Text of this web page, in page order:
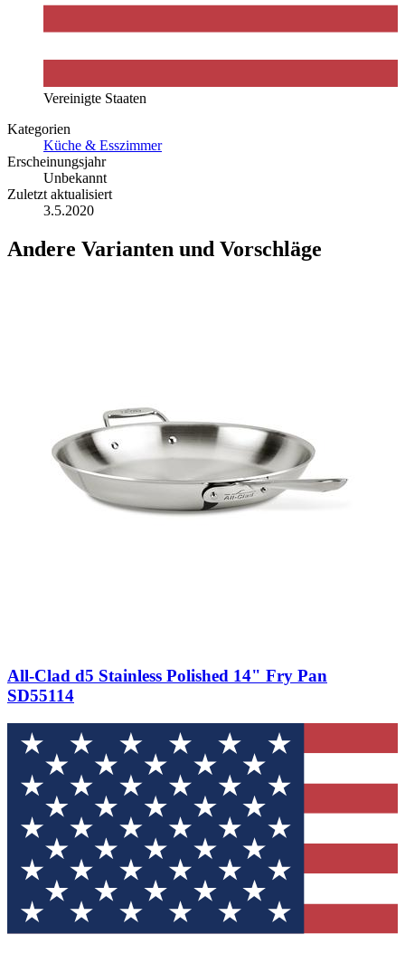
Vereinigte Staaten
Kategorien
Küche & Esszimmer
Erscheinungsjahr
Unbekannt
Zuletzt aktualisiert
3.5.2020
Andere Varianten und Vorschläge
All-Clad d5 Stainless Polished 14" Fry Pan
SD55114